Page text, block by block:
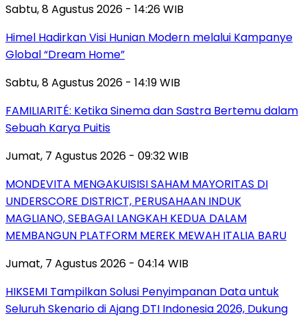
Sabtu, 8 Agustus 2026 - 14:26 WIB
Himel Hadirkan Visi Hunian Modern melalui Kampanye
Global “Dream Home”
Sabtu, 8 Agustus 2026 - 14:19 WIB
FAMILIARITÉ: Ketika Sinema dan Sastra Bertemu dalam
Sebuah Karya Puitis
Jumat, 7 Agustus 2026 - 09:32 WIB
MONDEVITA MENGAKUISISI SAHAM MAYORITAS DI
UNDERSCORE DISTRICT, PERUSAHAAN INDUK
MAGLIANO, SEBAGAI LANGKAH KEDUA DALAM
MEMBANGUN PLATFORM MEREK MEWAH ITALIA BARU
Jumat, 7 Agustus 2026 - 04:14 WIB
HIKSEMI Tampilkan Solusi Penyimpanan Data untuk
Seluruh Skenario di Ajang DTI Indonesia 2026, Dukung